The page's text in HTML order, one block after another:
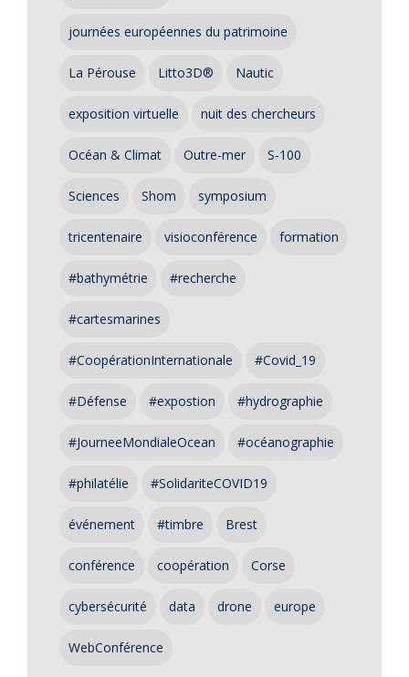
journées européennes du patrimoine
La Pérouse Litto3D® Nautic
exposition virtuelle nuit des chercheurs
Océan & Climat Outre-mer S-100
Sciences Shom symposium
tricentenaire visioconférence formation
#bathymétrie #recherche
#cartesmarines
#CoopérationInternationale #Covid_19
#Défense #expostion #hydrographie
#JourneeMondialeOcean #océanographie
#philatélie #SolidariteCOVID19
événement #timbre Brest
conférence coopération Corse
cybersécurité data drone europe
WebConférence